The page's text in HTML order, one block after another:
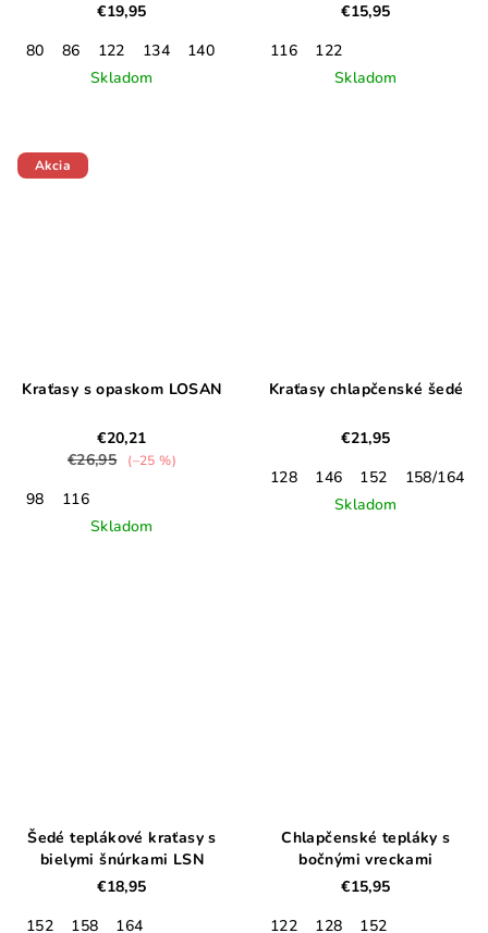
€19,95
80
86 122 134 140
Skladom
€15,95
116
122
Skladom
Akcia
Kraťasy s opaskom LOSAN
€20,21
€26,95
(–25 %)
98
116
Skladom
Kraťasy chlapčenské šedé
€21,95
128
146 152
158/164
Skladom
Šedé teplákové kraťasy s
bielymi šnúrkami LSN
€18,95
152
158
164
Chlapčenské tepláky s
bočnými vreckami
€15,95
122
128
152